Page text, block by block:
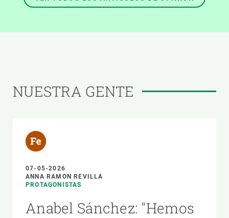
NUESTRA GENTE
07-05-2026
ANNA RAMON REVILLA
PROTAGONISTAS
Anabel Sánchez: "Hemos